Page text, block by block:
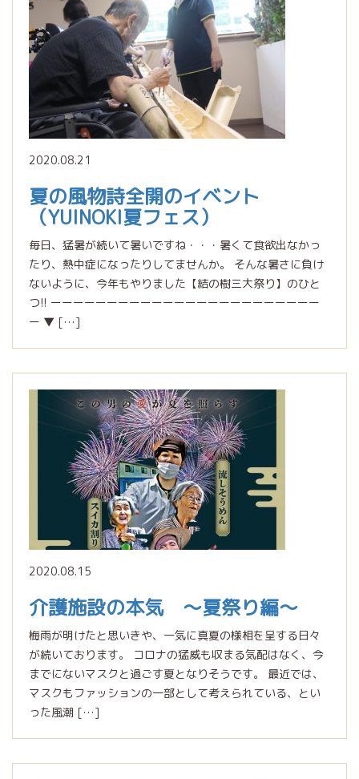
2020.08.21
夏の風物詩全開のイベント
（YUINOKI夏フェス）
毎日、猛暑が続いて暑いですね・・・暑くて食欲出なかっ
たり、熱中症になったりしてませんか。 そんな暑さに負け
ないように、今年もやりました【結の樹三大祭り】のひと
つ!! ーーーーーーーーーーーーーーーーーーーーーーーー
ー ▼ […]
2020.08.15
介護施設の本気 〜夏祭り編〜
梅雨が明けたと思いきや、一気に真夏の様相を呈する日々
が続いております。 コロナの猛威も収まる気配はなく、今
までにないマスクと過ごす夏となりそうです。 最近では、
マスクもファッションの一部として考えられている、とい
った風潮 […]